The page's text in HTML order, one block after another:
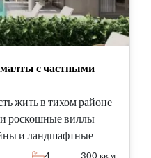
с частными
жить в тихом районе
роскошные виллы
и ландшафтные
при подаче
4 300 кв.м